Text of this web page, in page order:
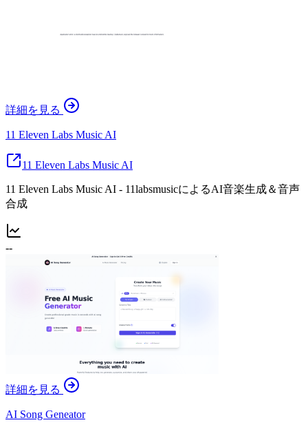
詳細を見る
11 Eleven Labs Music AI
11 Eleven Labs Music AI
11 Eleven Labs Music AI - 11labsmusicによるAI音楽生成＆音声
合成
--
詳細を見る
AI Song Geneator